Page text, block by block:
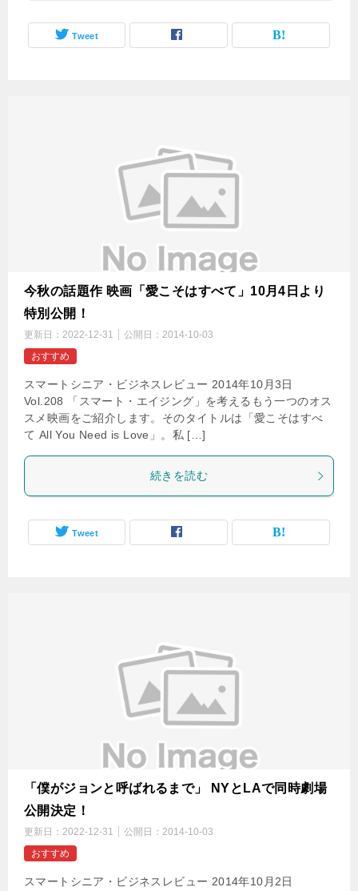
Tweet
今秋の話題作 映画「愛こそはすべて」10月4日より
特別公開！
更新日： 2022-12-31 公開日： 2014-10-03
おすすめ
スマートシニア・ビジネスレビュー 2014年10月3日
Vol.208 「スマート・エイジング」を考えるもう一つのオス
スメ映画をご紹介します。そのタイトルは「愛こそはすべ
て All You Need is Love」。私 […]
続きを読む
Tweet
「僕がジョンと呼ばれるまで」 NYとLAで同時劇場
公開決定！
更新日： 2022-12-31 公開日： 2014-10-03
おすすめ
スマートシニア・ビジネスレビュー 2014年10月2日